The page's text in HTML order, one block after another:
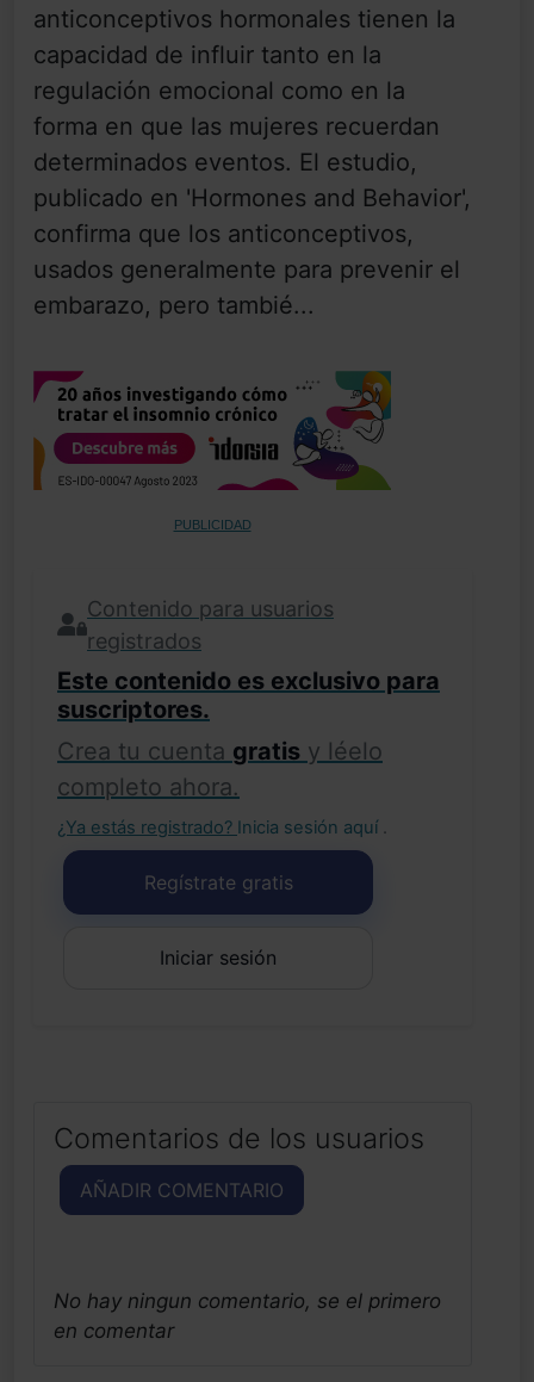
anticonceptivos hormonales tienen la
capacidad de influir tanto en la
regulación emocional como en la
forma en que las mujeres recuerdan
determinados eventos. El estudio,
publicado en 'Hormones and Behavior',
confirma que los anticonceptivos,
usados generalmente para prevenir el
embarazo, pero tambié...
PUBLICIDAD
Contenido para usuarios
registrados
Este contenido es exclusivo para
suscriptores.
Crea tu cuenta gratis y léelo
completo ahora.
¿Ya estás registrado? Inicia sesión aquí .
Regístrate gratis
Iniciar sesión
Comentarios de los usuarios
AÑADIR COMENTARIO
No hay ningun comentario, se el primero
en comentar